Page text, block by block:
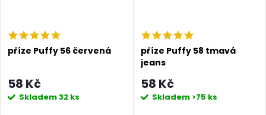
příze Puffy 56 červená
58 Kč
Skladem32 ks
příze Puffy 58 tmavá
jeans
58 Kč
Skladem >75 ks